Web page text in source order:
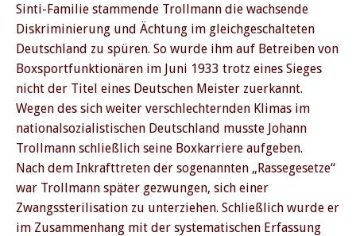
Sinti-Familie stammende Trollmann die wachsende
Diskriminierung und Ächtung im gleichgeschalteten
Deutschland zu spüren. So wurde ihm auf Betreiben von
Boxsportfunktionären im Juni 1933 trotz eines Sieges
nicht der Titel eines Deutschen Meister zuerkannt.
Wegen des sich weiter verschlechternden Klimas im
nationalsozialistischen Deutschland musste Johann
Trollmann schließlich seine Boxkarriere aufgeben.
Nach dem Inkrafttreten der sogenannten „Rassegesetze“
war Trollmann später gezwungen, sich einer
Zwangssterilisation zu unterziehen. Schließlich wurde er
im Zusammenhang mit der systematischen Erfassung